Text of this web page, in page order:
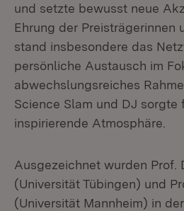
und setzte bewusst neue
Ehrung der Preisträgerinnen
stand insbesondere das
persönliche Austausch im
abwechslungsreiches
Science Slam und DJ sorgte
inspirierende Atmosphäre.
Ausgezeichnet wurden Prof.
(Universität Tübingen) und
(Universität Mannheim) in der